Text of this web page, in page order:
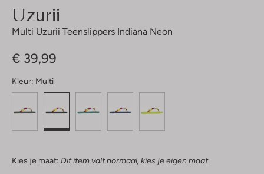
Uzurii
Multi Uzurii Teenslippers Indiana Neon
€ 39,99
Kleur: Multi
Kies je maat: Dit item valt normaal, kies je eigen maat